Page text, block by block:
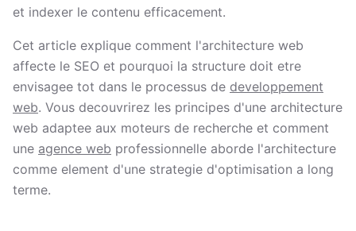
et indexer le contenu efficacement.
Cet article explique comment l'architecture web
affecte le SEO et pourquoi la structure doit etre
envisagee tot dans le processus de developpement
web. Vous decouvrirez les principes d'une architecture
web adaptee aux moteurs de recherche et comment
une agence web professionnelle aborde l'architecture
comme element d'une strategie d'optimisation a long
terme.